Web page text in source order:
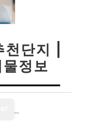
단지 |
정보